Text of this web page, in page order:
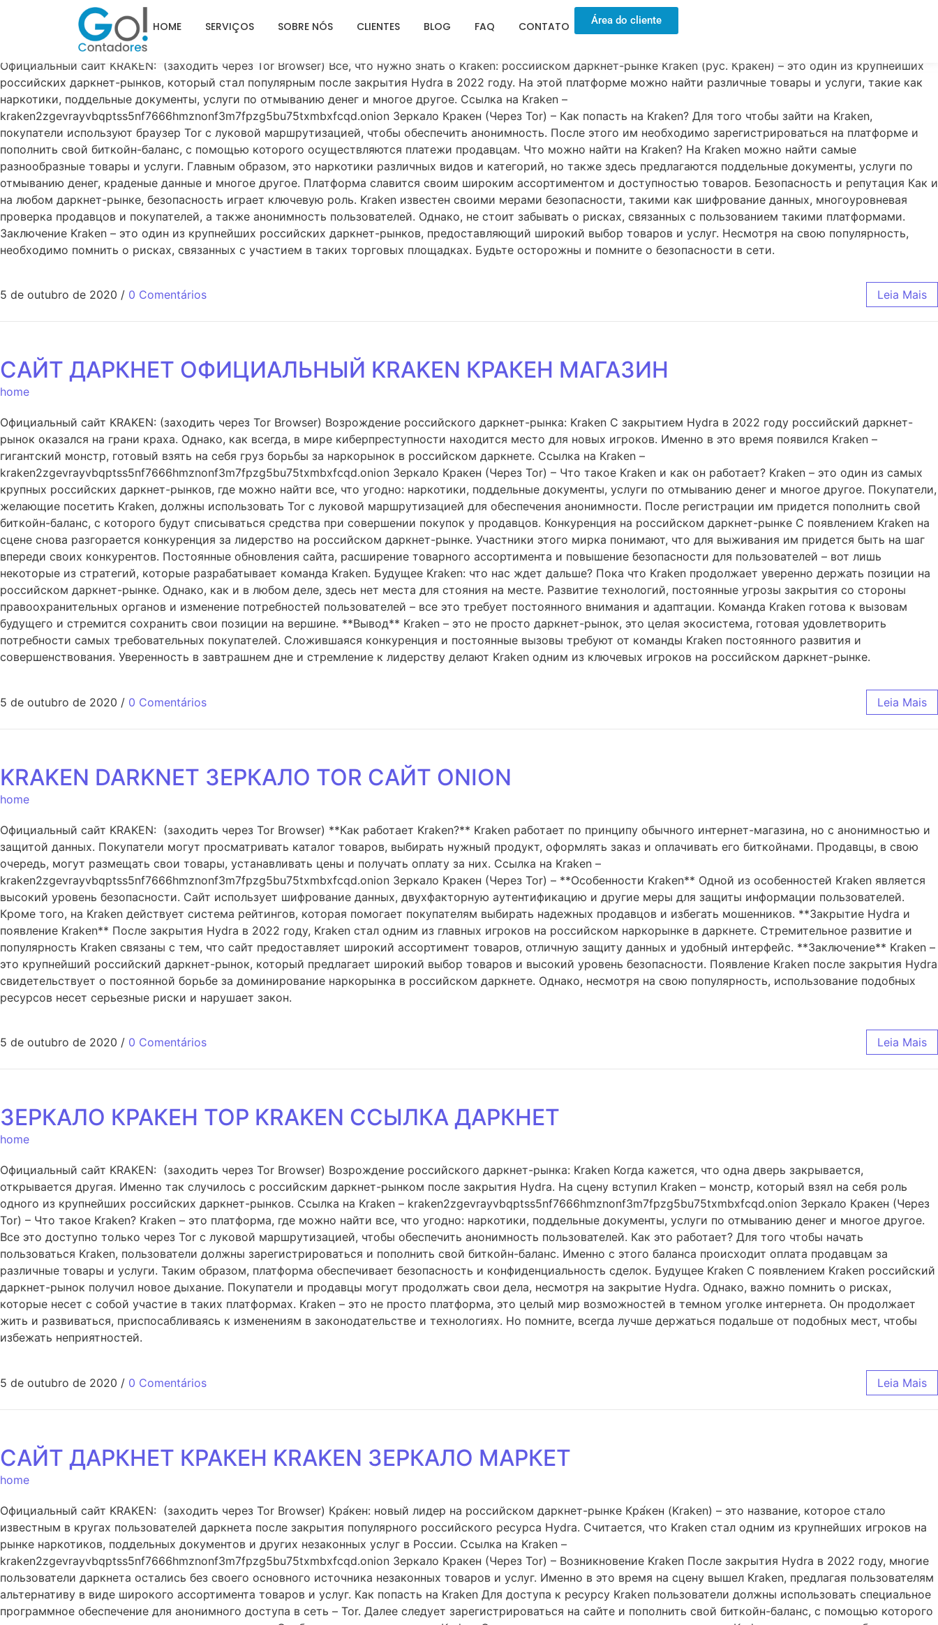
HOME SERVIÇOS SOBRE NÓS CLIENTES BLOG FAQ CONTATO Área do cliente
KRAKEN ТОР КРАКЕН ШОП ЗЕРКАЛО ССЫЛКА
Официальный сайт KRAKEN: (заходить через Tor Browser) Все, что нужно знать о Kraken: российском даркнет-рынке Kraken (рус. Кра́кен) – это один из крупнейших
российских даркнет-рынков, который стал популярным после закрытия Hydra в 2022 году. На этой платформе можно найти различные товары и услуги, такие как
наркотики, поддельные документы, услуги по отмыванию денег и многое другое. Cсылка на Kraken –
kraken2zgevrayvbqptss5nf7666hmznonf3m7fpzg5bu75txmbxfcqd.onion Зеркало Кракен (Через Tor) – Как попасть на Kraken? Для того чтобы зайти на Kraken,
покупатели используют браузер Tor с луковой маршрутизацией, чтобы обеспечить анонимность. После этого им необходимо зарегистрироваться на платформе и
пополнить свой биткойн-баланс, с помощью которого осуществляются платежи продавцам. Что можно найти на Kraken? На Kraken можно найти самые
разнообразные товары и услуги. Главным образом, это наркотики различных видов и категорий, но также здесь предлагаются поддельные документы, услуги по
отмыванию денег, краденые данные и многое другое. Платформа славится своим широким ассортиментом и доступностью товаров. Безопасность и репутация Как и
на любом даркнет-рынке, безопасность играет ключевую роль. Kraken известен своими мерами безопасности, такими как шифрование данных, многоуровневая
проверка продавцов и покупателей, а также анонимность пользователей. Однако, не стоит забывать о рисках, связанных с пользованием такими платформами.
Заключение Kraken – это один из крупнейших российских даркнет-рынков, предоставляющий широкий выбор товаров и услуг. Несмотря на свою популярность,
необходимо помнить о рисках, связанных с участием в таких торговых площадках. Будьте осторожны и помните о безопасности в сети.
5 de outubro de 2020 / 0 Comentários Leia Mais
САЙТ ДАРКНЕТ ОФИЦИАЛЬНЫЙ KRAKEN КРАКЕН МАГАЗИН
home
Официальный сайт KRAKEN: (заходить через Tor Browser) Возрождение российского даркнет-рынка: Kraken С закрытием Hydra в 2022 году российский даркнет-
рынок оказался на грани краха. Однако, как всегда, в мире киберпреступности находится место для новых игроков. Именно в это время появился Kraken –
гигантский монстр, готовый взять на себя груз борьбы за наркорынок в российском даркнете. Cсылка на Kraken –
kraken2zgevrayvbqptss5nf7666hmznonf3m7fpzg5bu75txmbxfcqd.onion Зеркало Кракен (Через Tor) – Что такое Kraken и как он работает? Kraken – это один из самых
крупных российских даркнет-рынков, где можно найти все, что угодно: наркотики, поддельные документы, услуги по отмыванию денег и многое другое. Покупатели,
желающие посетить Kraken, должны использовать Tor с луковой маршрутизацией для обеспечения анонимности. После регистрации им придется пополнить свой
биткойн-баланс, с которого будут списываться средства при совершении покупок у продавцов. Конкуренция на российском даркнет-рынке С появлением Kraken на
сцене снова разгорается конкуренция за лидерство на российском даркнет-рынке. Участники этого мирка понимают, что для выживания им придется быть на шаг
впереди своих конкурентов. Постоянные обновления сайта, расширение товарного ассортимента и повышение безопасности для пользователей – вот лишь
некоторые из стратегий, которые разрабатывает команда Kraken. Будущее Kraken: что нас ждет дальше? Пока что Kraken продолжает уверенно держать позиции на
российском даркнет-рынке. Однако, как и в любом деле, здесь нет места для стояния на месте. Развитие технологий, постоянные угрозы закрытия со стороны
правоохранительных органов и изменение потребностей пользователей – все это требует постоянного внимания и адаптации. Команда Kraken готова к вызовам
будущего и стремится сохранить свои позиции на вершине. **Вывод** Kraken – это не просто даркнет-рынок, это целая экосистема, готовая удовлетворить
потребности самых требовательных покупателей. Сложившаяся конкуренция и постоянные вызовы требуют от команды Kraken постоянного развития и
совершенствования. Уверенность в завтрашнем дне и стремление к лидерству делают Kraken одним из ключевых игроков на российском даркнет-рынке.
5 de outubro de 2020 / 0 Comentários Leia Mais
KRAKEN DARKNET ЗЕРКАЛО TOR САЙТ ONION
home
Официальный сайт KRAKEN: (заходить через Tor Browser) **Как работает Kraken?** Kraken работает по принципу обычного интернет-магазина, но с анонимностью и
защитой данных. Покупатели могут просматривать каталог товаров, выбирать нужный продукт, оформлять заказ и оплачивать его биткойнами. Продавцы, в свою
очередь, могут размещать свои товары, устанавливать цены и получать оплату за них. Cсылка на Kraken –
kraken2zgevrayvbqptss5nf7666hmznonf3m7fpzg5bu75txmbxfcqd.onion Зеркало Кракен (Через Tor) – **Особенности Kraken** Одной из особенностей Kraken является
высокий уровень безопасности. Сайт использует шифрование данных, двухфакторную аутентификацию и другие меры для защиты информации пользователей.
Кроме того, на Kraken действует система рейтингов, которая помогает покупателям выбирать надежных продавцов и избегать мошенников. **Закрытие Hydra и
появление Kraken** После закрытия Hydra в 2022 году, Kraken стал одним из главных игроков на российском наркорынке в даркнете. Стремительное развитие и
популярность Kraken связаны с тем, что сайт предоставляет широкий ассортимент товаров, отличную защиту данных и удобный интерфейс. **Заключение** Kraken –
это крупнейший российский даркнет-рынок, который предлагает широкий выбор товаров и высокий уровень безопасности. Появление Kraken после закрытия Hydra
свидетельствует о постоянной борьбе за доминирование наркорынка в российском даркнете. Однако, несмотря на свою популярность, использование подобных
ресурсов несет серьезные риски и нарушает закон.
5 de outubro de 2020 / 0 Comentários Leia Mais
ЗЕРКАЛО КРАКЕН ТОР KRAKEN ССЫЛКА ДАРКНЕТ
home
Официальный сайт KRAKEN: (заходить через Tor Browser) Возрождение российского даркнет-рынка: Kraken Когда кажется, что одна дверь закрывается,
открывается другая. Именно так случилось с российским даркнет-рынком после закрытия Hydra. На сцену вступил Kraken – монстр, который взял на себя роль
одного из крупнейших российских даркнет-рынков. Cсылка на Kraken – kraken2zgevrayvbqptss5nf7666hmznonf3m7fpzg5bu75txmbxfcqd.onion Зеркало Кракен (Через
Tor) – Что такое Kraken? Kraken – это платформа, где можно найти все, что угодно: наркотики, поддельные документы, услуги по отмыванию денег и многое другое.
Все это доступно только через Tor с луковой маршрутизацией, чтобы обеспечить анонимность пользователей. Как это работает? Для того чтобы начать
пользоваться Kraken, пользователи должны зарегистрироваться и пополнить свой биткойн-баланс. Именно с этого баланса происходит оплата продавцам за
различные товары и услуги. Таким образом, платформа обеспечивает безопасность и конфиденциальность сделок. Будущее Kraken С появлением Kraken российский
даркнет-рынок получил новое дыхание. Покупатели и продавцы могут продолжать свои дела, несмотря на закрытие Hydra. Однако, важно помнить о рисках,
которые несет с собой участие в таких платформах. Kraken – это не просто платформа, это целый мир возможностей в темном уголке интернета. Он продолжает
жить и развиваться, приспосабливаясь к изменениям в законодательстве и технологиях. Но помните, всегда лучше держаться подальше от подобных мест, чтобы
избежать неприятностей.
5 de outubro de 2020 / 0 Comentários Leia Mais
САЙТ ДАРКНЕТ КРАКЕН KRAKEN ЗЕРКАЛО МАРКЕТ
home
Официальный сайт KRAKEN: (заходить через Tor Browser) Кра́кен: новый лидер на российском даркнет-рынке Кра́кен (Kraken) – это название, которое стало
известным в кругах пользователей даркнета после закрытия популярного российского ресурса Hydra. Считается, что Kraken стал одним из крупнейших игроков на
рынке наркотиков, поддельных документов и других незаконных услуг в России. Cсылка на Kraken –
kraken2zgevrayvbqptss5nf7666hmznonf3m7fpzg5bu75txmbxfcqd.onion Зеркало Кракен (Через Tor) – Возникновение Kraken После закрытия Hydra в 2022 году, многие
пользователи даркнета остались без своего основного источника незаконных товаров и услуг. Именно в это время на сцену вышел Kraken, предлагая пользователям
альтернативу в виде широкого ассортимента товаров и услуг. Как попасть на Kraken Для доступа к ресурсу Kraken пользователи должны использовать специальное
программное обеспечение для анонимного доступа в сеть – Tor. Далее следует зарегистрироваться на сайте и пополнить свой биткойн-баланс, с помощью которого